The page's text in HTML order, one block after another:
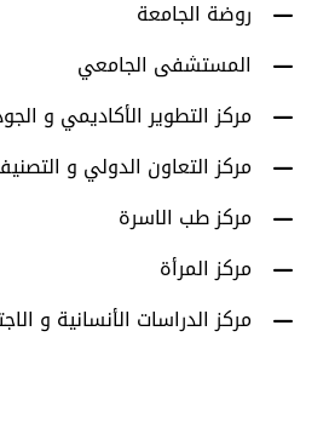
روضة الجامعة
المستشفى الجامعي
مركز التطوير الأكاديمي و
مركز التعاون الدولي و
مركز طب الاسرة
مركز المرأة
مركز الدراسات الأنسانية و